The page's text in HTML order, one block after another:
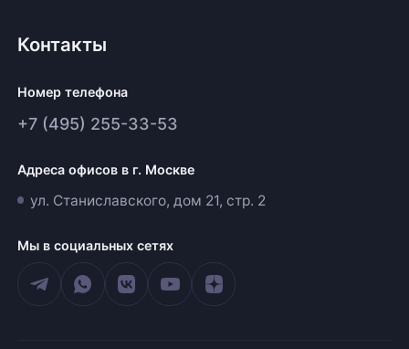
Контакты
Номер телефона
+7 (495) 255-33-53
Адреса офисов в г. Москве
ул. Станиславского, дом 21, стр. 2
Мы в социальных сетях